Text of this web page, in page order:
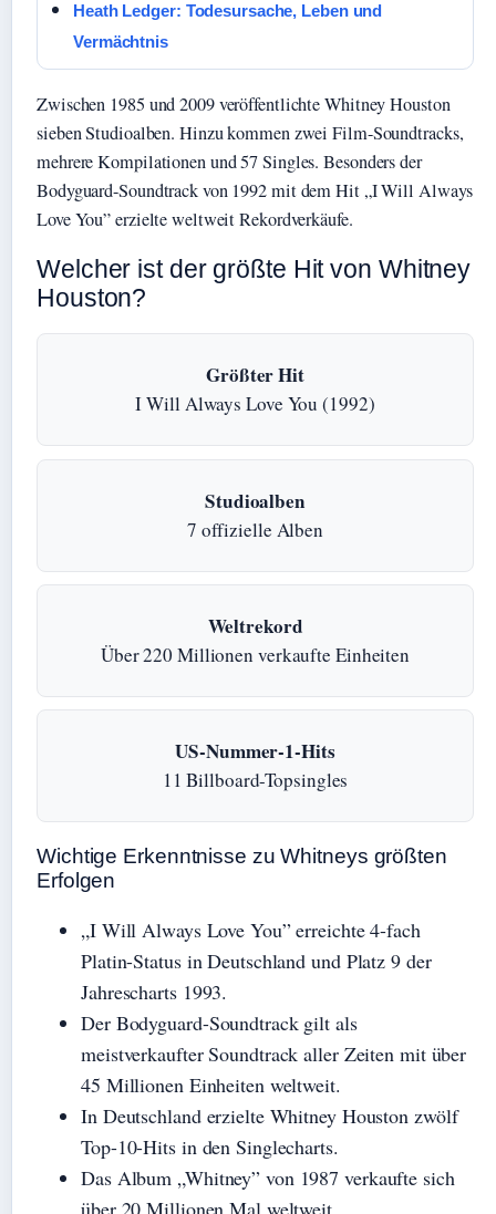
Heath Ledger: Todesursache, Leben und
Vermächtnis
Zwischen 1985 und 2009 veröffentlichte Whitney Houston
sieben Studioalben. Hinzu kommen zwei Film-Soundtracks,
mehrere Kompilationen und 57 Singles. Besonders der
Bodyguard-Soundtrack von 1992 mit dem Hit „I Will Always
Love You” erzielte weltweit Rekordverkäufe.
Welcher ist der größte Hit von Whitney
Houston?
Größter Hit
I Will Always Love You (1992)
Studioalben
7 offizielle Alben
Weltrekord
Über 220 Millionen verkaufte Einheiten
US-Nummer-1-Hits
11 Billboard-Topsingles
Wichtige Erkenntnisse zu Whitneys größten
Erfolgen
„I Will Always Love You” erreichte 4-fach
Platin-Status in Deutschland und Platz 9 der
Jahrescharts 1993.
Der Bodyguard-Soundtrack gilt als
meistverkaufter Soundtrack aller Zeiten mit über
45 Millionen Einheiten weltweit.
In Deutschland erzielte Whitney Houston zwölf
Top-10-Hits in den Singlecharts.
Das Album „Whitney” von 1987 verkaufte sich
über 20 Millionen Mal weltweit.